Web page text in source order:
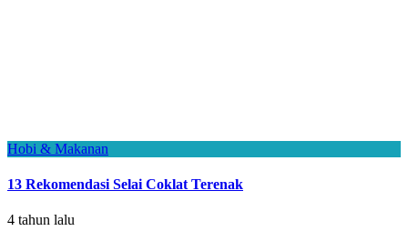
Hobi & Makanan
13 Rekomendasi Selai Coklat Terenak
4 tahun lalu